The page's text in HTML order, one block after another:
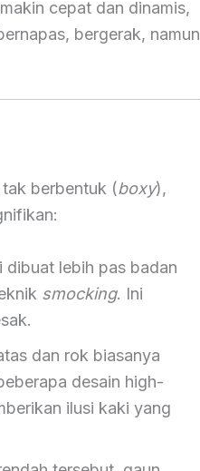
cepat dan dinamis,
bergerak, namun
berbentuk (boxy),
dibuat lebih pas badan
smocking. Ini
dan rok biasanya
desain high-
ilusi kaki yang